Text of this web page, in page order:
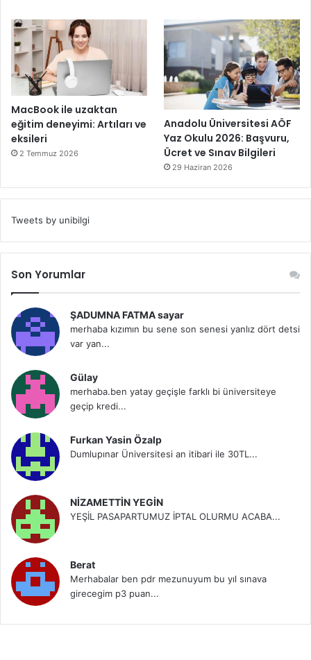
MacBook ile uzaktan
eğitim deneyimi: Artıları ve
eksileri
2 Temmuz 2026
Anadolu Üniversitesi AÖF
Yaz Okulu 2026: Başvuru,
Ücret ve Sınav Bilgileri
29 Haziran 2026
Tweets by unibilgi
Son Yorumlar
ŞADUMNA FATMA sayar
merhaba kızımın bu sene son senesi yanlız dört detsi
var yan...
Gülay
merhaba.ben yatay geçişle farklı bi üniversiteye
geçip kredi...
Furkan Yasin Özalp
Dumlupınar Üniversitesi an itibari ile 30TL...
NİZAMETTİN YEGİN
YEŞİL PASAPARTUMUZ İPTAL OLURMU ACABA...
Berat
Merhabalar ben pdr mezunuyum bu yıl sınava
girecegim p3 puan...